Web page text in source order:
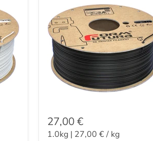
27,00 €
1.0kg | 27,00 €/ kg